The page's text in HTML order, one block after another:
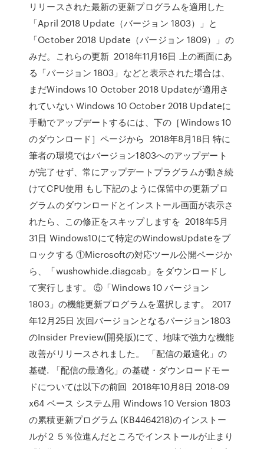
リリースされた最新の更新プログラムを適用した
「April 2018 Update（バージョン 1803）」と
「October 2018 Update（バージョン 1809）」の
みだ。これらの更新 2018年11月16日 上の画面にあ
る「バージョン 1803」などと表示された場合は、
まだWindows 10 October 2018 Updateが適用さ
れていない Windows 10 October 2018 Updateに
手動でアップデートするには、下の［Windows 10
のダウンロード］ページから 2018年8月18日 特に
筆者の環境ではバージョン1803へのアップデート
が完了せず、常にアップデートプラグラムが動き続
けてCPU使用 もし下記のように保留中の更新プロ
グラムのダウンロードとインストール画面が表示さ
れたら、この修正をスキップしますを 2018年5月
31日 Windows10にて特定のWindowsUpdateをブ
ロックする ①Microsoftの対応ツール公開ページか
ら、「wushowhide.diagcab」をダウンロードし
て実行します。 ⑤「Windows 10 バージョン
1803」の機能更新プログラムを選択します。 2017
年12月25日 次回バージョンとなるバージョン1803
のInsider Preview(開発版)にて、地味で強力な機能
改善がリリースされました。 「配信の最適化」の
基礎. 「配信の最適化」の基礎・ダウンロードモー
ドについては以下の前回 2018年10月8日 2018-09
x64 ベース システム用 Windows 10 Version 1803
の累積更新プログラム (KB4464218)のインストー
ルが２５％位進んだところでインストールが止まり